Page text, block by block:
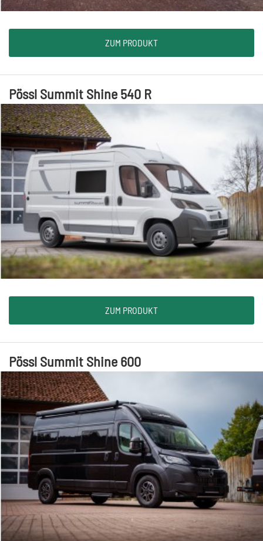
ZUM PRODUKT
Pössl Summit Shine 540 R
ZUM PRODUKT
Pössl Summit Shine 600